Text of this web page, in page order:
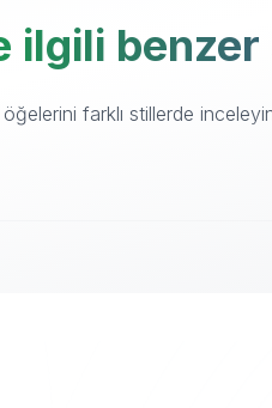
ilgili
farklı stillerde